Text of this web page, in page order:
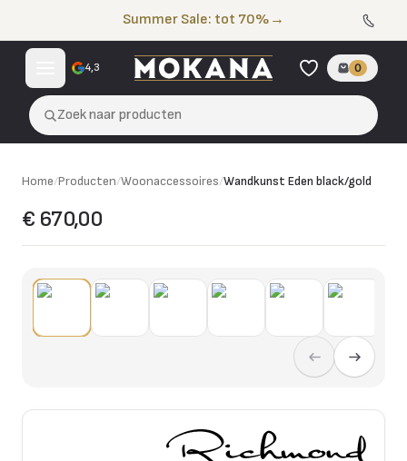
Summer Sale: tot 70% →
4,3 0
Zoek naar producten
Home/Producten/Woonaccessoires/Wandkunst Eden black/gold
€ 670,00